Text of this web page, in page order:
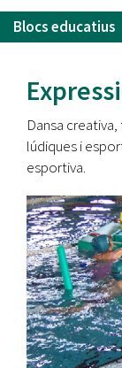
Blocs educatius
Dansa
lúdiques i
esportiva.